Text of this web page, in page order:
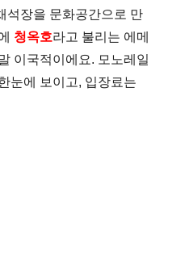
석장을 문화공간으로 만
청옥호라고 불리는 에메
이국적이에요. 모노레일
눈에 보이고, 입장료는